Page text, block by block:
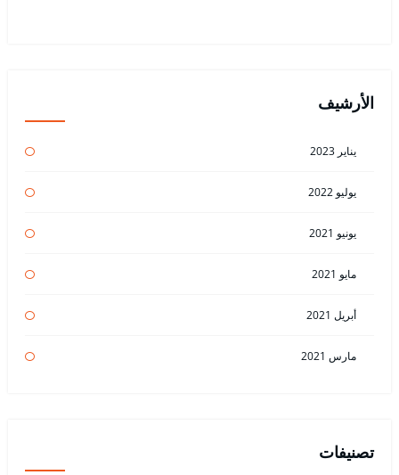
الأرشيف
يناير 2023
يوليو 2022
يونيو 2021
مايو 2021
أبريل 2021
مارس 2021
تصنيفات